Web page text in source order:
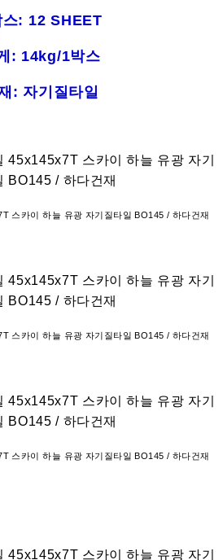
스: 12 SHEET
: 14kg/1박스
: 자기질타일
스카이 하늘 유광 자기질타일 BO145 / 하다건재
스카이 하늘 유광 자기질타일 BO145 / 하다건재
스카이 하늘 유광 자기질타일 BO145 / 하다건재